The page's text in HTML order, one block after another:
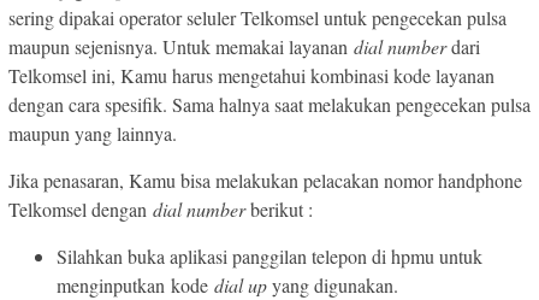
sering dipakai operator seluler Telkomsel untuk pengecekan pulsa
maupun sejenisnya. Untuk memakai layanan dial numberdari
Telkomsel ini, Kamu harus mengetahui kombinasi kode layanan
dengan cara spesifik. Sama halnya saat melakukan pengecekan pulsa
maupun yang lainnya.
Jika penasaran, Kamu bisa melakukan pelacakan nomor handphone
Telkomsel dengan dial numberberikut :
Silahkan buka aplikasi panggilan telepon di hpmu untuk
menginputkan kode dial upyang digunakan.